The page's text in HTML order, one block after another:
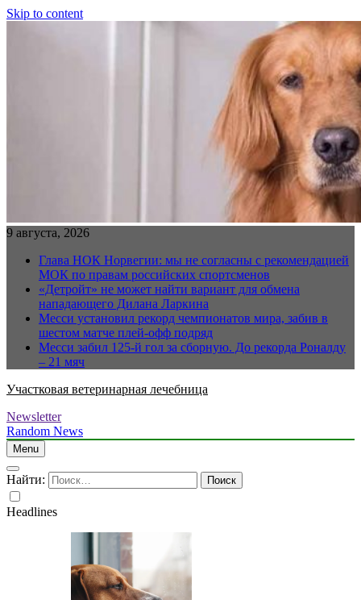
Skip to content
9 августа, 2026
Глава НОК Норвегии: мы не согласны с рекомендацией
МОК по правам российских спортсменов
«Детройт» не может найти вариант для обмена
нападающего Дилана Ларкина
Месси установил рекорд чемпионатов мира, забив в
шестом матче плей‑офф подряд
Месси забил 125-й гол за сборную. До рекорда Роналду
– 21 мяч
Участковая ветеринарная лечебница
Newsletter
Random News
Menu
Найти:
Headlines